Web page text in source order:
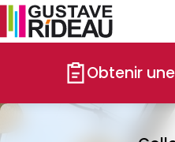
Obtenir